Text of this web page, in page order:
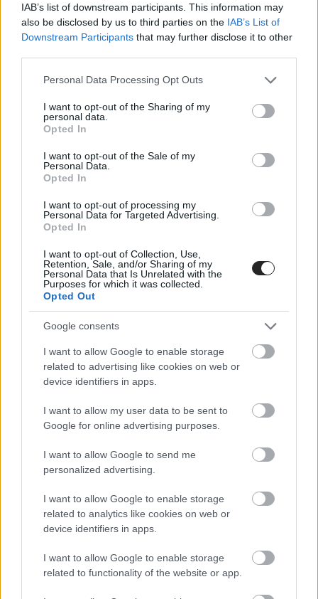
IAB’s list of downstream participants. This information may
also be disclosed by us to third parties on the IAB’s List of
Downstream Participants that may further disclose it to other
Please note that this website/app uses one or more Google
not limited to your visit or usage behaviour. You may click to
grant or deny consent to Google and its third-party tags to
use your data for below specified purposes in below Google
consent section.
Personal Data Processing Opt Outs
I want to opt-out of the Sharing of my
personal data.
Opted In
I want to opt-out of the Sale of my
Personal Data.
Opted In
I want to opt-out of processing my
Personal Data for Targeted Advertising.
Opted In
I want to opt-out of Collection, Use,
Retention, Sale, and/or Sharing of my
Personal Data that Is Unrelated with the
Purposes for which it was collected.
Opted Out
Google consents
I want to allow Google to enable storage
related to advertising like cookies on web or
device identifiers in apps.
I want to allow my user data to be sent to
Google for online advertising purposes.
I want to allow Google to send me
personalized advertising.
I want to allow Google to enable storage
related to analytics like cookies on web or
device identifiers in apps.
I want to allow Google to enable storage
related to functionality of the website or app.
Σύμφωνα με την Κοινή Δήλωση, τα αρμόδια Υπουργεία
των τεσσάρων χωρών στοχεύουν στην έγκριση του
Οδικού αυτού Χάρτη εντός του τρέχοντος
ημερολογιακού έτους και συμφώνησαν να
πραγματοποιήσουν την επόμενη υπουργική συνάντηση
στο Ισραήλ σε εύθετο χρόνο.
Όπως αναφέρεται, η ηγεσία των αρμόδιων Υπουργείων
Ενέργειας της Κυπριακής Δημοκρατίας, της Ελλάδας,
Αμερικής συναντήθηκε στο Χιούστον, με στόχο τη
συνέχιση της συνεργασίας τους στο πλαίσιο του
ενεργειακής ανάπτυξης και ασφάλειας στην περιοχή της
Ανατολικής Μεσογείου. Η συνάντηση αυτή, προστίθεται,
υλοποιεί τη δέσμευση που αναλήφθηκε στην Αθήνα, τον
Νοέμβριο του 2025, κατά την τελευταία Υπουργική
Συνάντηση του Διαλόγου Ενέργειας 3+1 της Ανατολικής
Μεσογείου, για επανέναρξη των εργασιών στις
Ηνωμένες Πολιτείες κατά το δεύτερο τρίμηνο του 2026,
συμπληρώνεται.
Οι Υπουργοί της Κύπρου Μιχάλης Δαμιανός και της
Ελλάδας Σταύρος Παπασταύρου, ο Πρέσβης του Ισραήλ
Γεχίελ Λάιτερ και ο Υπουργός Ενέργειας των ΗΠΑ Κρις
Ράιτ συζήτησαν τομείς κοινού ενδιαφέροντος και
ενεργειακής ασφάλειας, της ανάπτυξης υπεράκτιων
πόρων φυσικού αερίου, της ενεργειακής καινοτομίας και
περιφερειακών υποδομών και της διασυνδεσιμότητας,
προστίθεται.
Οι συμμετέχοντες υπογράμμισαν επίσης τη σημασία
πρωτοβουλιών και έργων περιφερειακής
διασυνδεσιμότητας μεταξύ Ελλάδας, Κύπρου και
για αμερικανικές εταιρείες, καθώς και τη σημασία του
Οικονομικού Διαδρόμου Ινδίας–Μέσης Ανατολής–